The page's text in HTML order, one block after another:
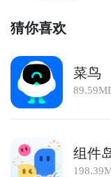
猜你喜欢
菜鸟
组件